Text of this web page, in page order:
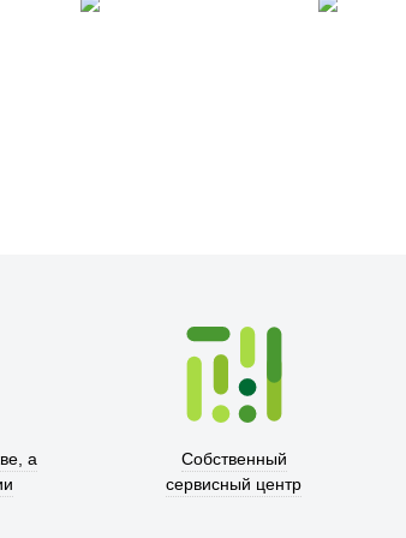
а
Собственный
сервисный центр